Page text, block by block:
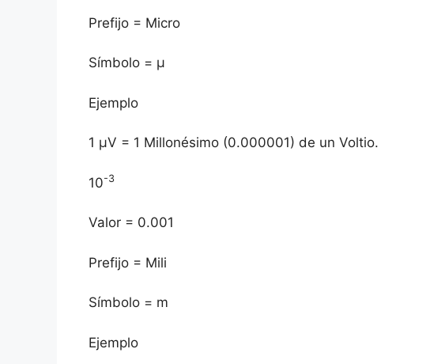
Prefijo = Micro
Símbolo = µ
Ejemplo
1 µV = 1 Millonésimo (0.000001) de un Voltio.
10-3
Valor = 0.001
Prefijo = Mili
Símbolo = m
Ejemplo